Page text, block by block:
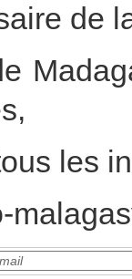
de
les